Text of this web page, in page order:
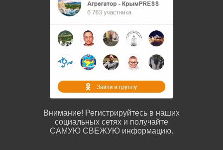
Внимание! Регистрируйтесь в наших
социальных сетях и получайте
САМУЮ СВЕЖУЮ информацию.